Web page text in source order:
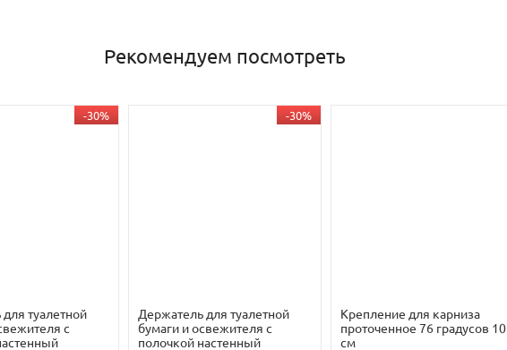
Рекомендуем посмотреть
-30%
туалетной
с
-30%
Держатель для туалетной
бумаги и освежителя с
полочкой настенный
Крепление для карниза
проточенное 76 градусов 10
см